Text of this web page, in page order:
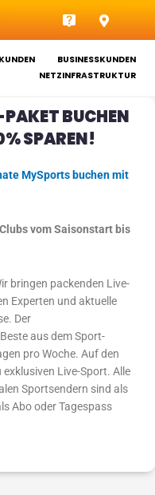
BUSINESSKUNDEN
NETZINFRASTRUKTUR
BUCHEN
SPAREN!
MySports buchen mit
vom Saisonstart bis
bringen packenden Live-
Experten und aktuelle
Der
aus dem Sport-
pro Woche. Auf den
Live-Sport. Alle
Sportsendern sind als
Abo oder Tagespass